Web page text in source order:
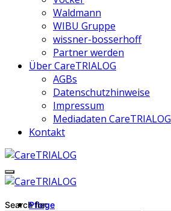
Waldmann
WIBU Gruppe
wissner-bosserhoff
Partner werden
Über CareTRIALOG
AGBs
Datenschutzhinweise
Impressum
Mediadaten CareTRIALOG
Kontakt
Pflege
Search for: